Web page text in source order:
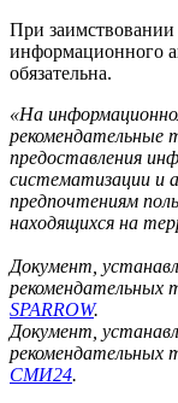
При
информационного
обязательна.
«На
рекомендательные
предоставления
систематизации и
предпочтениям
находящихся на
Документ,
рекомендательных
SPARROW.
Документ,
рекомендательных
СМИ24.